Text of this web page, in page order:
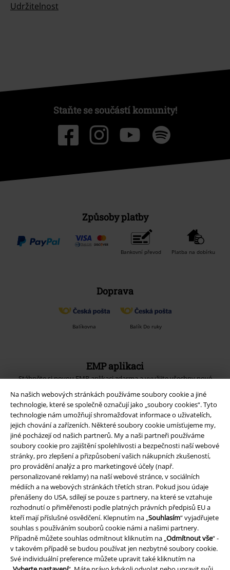
Na našich webových stránkách používáme soubory cookie a jiné
technologie, které se společně označují jako „soubory cookies“. Tyto
technologie nám umožňují shromažďovat informace o uživatelích,
jejich chování a zařízeních. Některé soubory cookie umísťujeme my,
jiné pocházejí od našich partnerů. My a naši partneři používáme
soubory cookie pro zajištění spolehlivosti a bezpečnosti naší webové
stránky, pro zlepšení a přizpůsobení vašich nákupních zkušeností,
pro provádění analýz a pro marketingové účely (např.
personalizované reklamy) na naší webové stránce, v sociálních
médiích a na webových stránkách třetích stran. Pokud jsou údaje
přenášeny do USA, sdílejí se pouze s partnery, na které se vztahuje
rozhodnutí o přiměřenosti podle platných právních předpisů EU a
kteří mají příslušné osvědčení. Klepnutím na „Souhlasím“ vyjadřujete
souhlas s používáním souborů cookie námi a našimi partnery.
Případně můžete souhlas odmítnout kliknutím na „Odmítnout vše“ -
v takovém případě se budou používat jen nezbytné soubory cookie.
Své individuální preference můžete upravit také kliknutím na
Udržitelnost
Staňte se součástí komunity!
Způsoby platby
Bankovní převod Platba na dobírku
Doprava
Balíkovna Balík Do ruky
EMP aplikaci
Stáhněte si novou EMP aplikaci zdarma a využijte všechny nové
A Warner Music Group Company